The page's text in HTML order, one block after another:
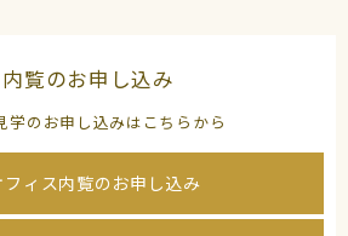
内覧のお申し込み
学のお申し込みはこちらから
ィス内覧のお申し込み